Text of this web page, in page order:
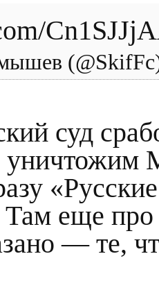
(@SkifFc)
суд
уничтожим
еще про
— те,